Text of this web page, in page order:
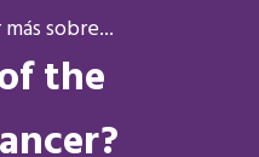
sobre...
the